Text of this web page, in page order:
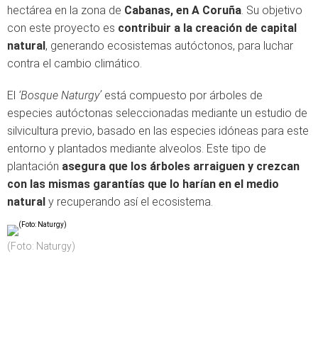
hectárea en la zona de Cabanas, en A Coruña. Su objetivo
con este proyecto es contribuir a la creación de capital
natural, generando ecosistemas autóctonos, para luchar
contra el cambio climático.
El ‘Bosque Naturgy’está compuesto por árboles de
especies autóctonas seleccionadas mediante un estudio de
silvicultura previo, basado en las especies idóneas para este
entorno y plantados mediante alveolos. Este tipo de
plantación asegura que los árboles arraiguen y crezcan
con las mismas garantías que lo harían en el medio
natural y recuperando así el ecosistema.
(Foto: Naturgy)